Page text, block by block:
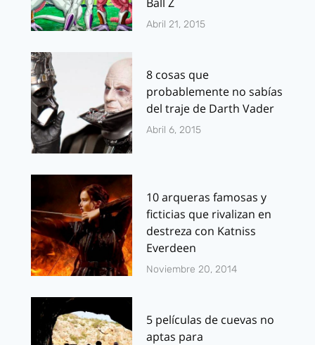
Abril 21, 2015
8 cosas que
probablemente no sabías
del traje de Darth Vader
Abril 6, 2015
10 arqueras famosas y
ficticias que rivalizan en
destreza con Katniss
Everdeen
Noviembre 20, 2014
5 películas de cuevas no
aptas para